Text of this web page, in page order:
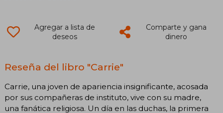
Agregar a lista de
deseos
Comparte y gana
dinero
Reseña del libro "Carrie"
Carrie, una joven de apariencia insignificante, acosada
por sus compañeras de instituto, vive con su madre,
una fanática religiosa. Un día en las duchas, la primera